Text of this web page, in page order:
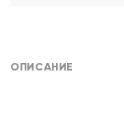
ОПИСАНИЕ